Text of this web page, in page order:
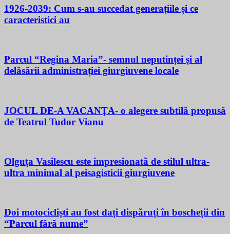
1926-2039: Cum s-au succedat generațiile și ce
caracteristici au
Parcul “Regina Maria”- semnul neputinței și al
delăsării administrației giurgiuvene locale
JOCUL DE-A VACANŢA- o alegere subtilă propusă
de Teatrul Tudor Vianu
Olguța Vasilescu este impresionată de stilul ultra-
ultra minimal al peisagisticii giurgiuvene
Doi motocicliști au fost dați dispăruți în boscheții din
“Parcul fără nume”